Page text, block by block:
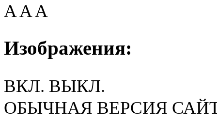
AAA
Изображения:
ВКЛ. ВЫКЛ.
ОБЫЧНАЯ ВЕРСИЯ